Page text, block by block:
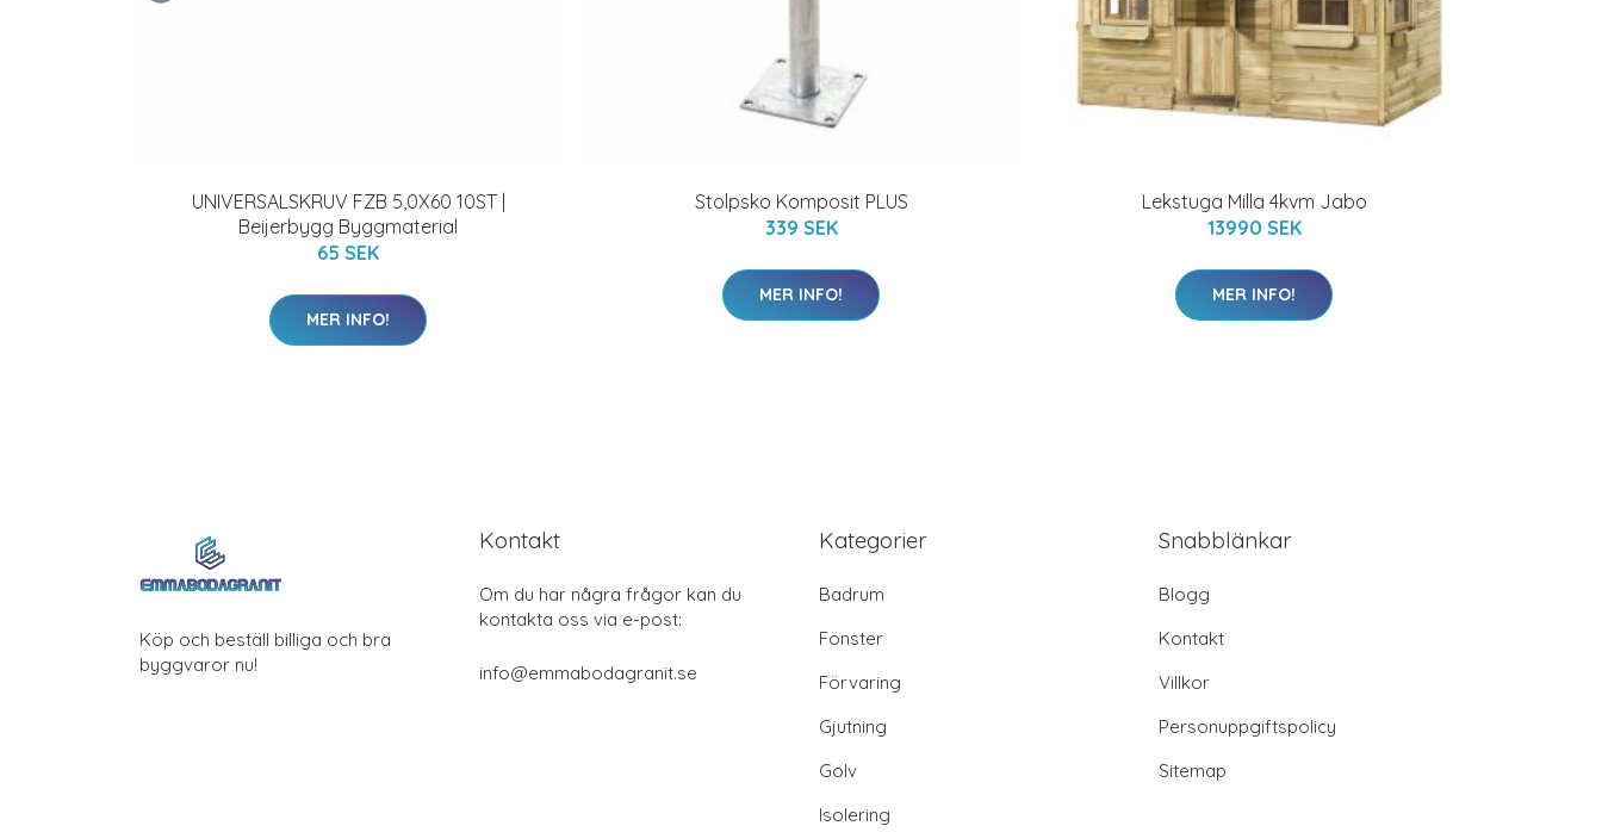
UNIVERSALSKRUV FZB 5,0X60 10ST |
Beijerbygg Byggmaterial
65 SEK
MER INFO!
Stolpsko Komposit PLUS
339 SEK
MER INFO!
Lekstuga Milla 4kvm Jabo
13990 SEK
MER INFO!
Köp och beställ billiga och bra
byggvaror nu!
Kontakt
Om du har några frågor kan du
kontakta oss via e-post:
info@emmabodagranit.se
Kategorier
Badrum
Fönster
Förvaring
Gjutning
Golv
Isolering
Snabblänkar
Blogg
Kontakt
Villkor
Personuppgiftspolicy
Sitemap